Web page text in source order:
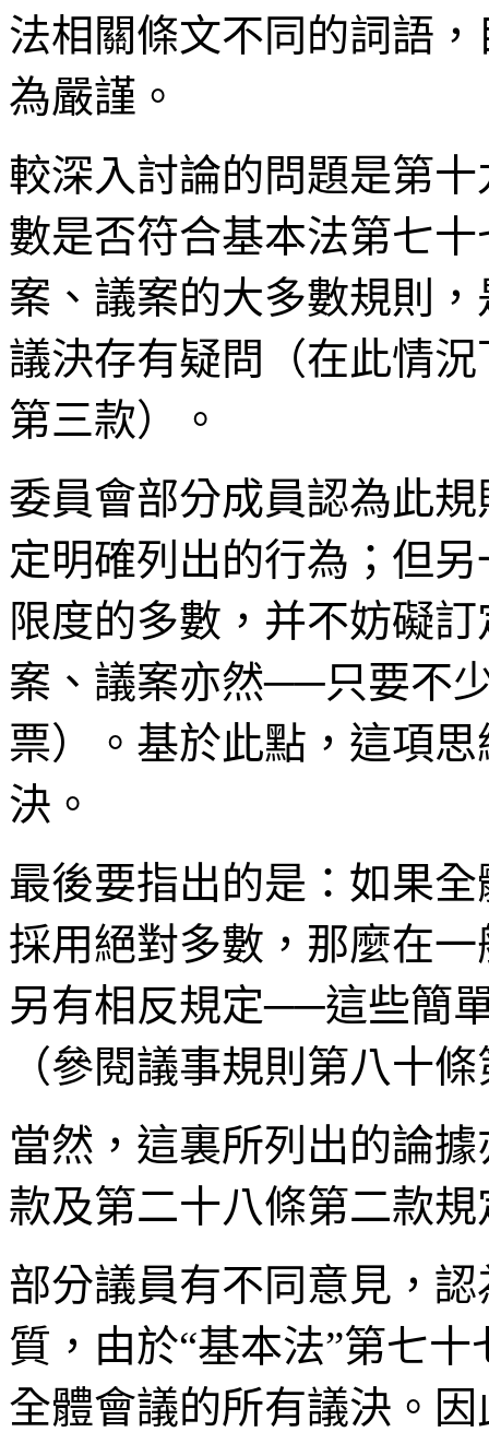
法相關條文不同的詞語
為嚴謹。
較深入討論的問題是第
數是否符合基本法第七
案、議案的大多數規則
議決存有疑問（在此情
第三款）。
委員會部分成員認為此
定明確列出的行為；但
限度的多數，并不妨礙
案、議案亦然──只要不
票）。基於此點，這項
決。
最後要指出的是：如果
採用絕對多數，那麼在
另有相反規定──這些簡
（參閱議事規則第八十
當然，這裏所列出的論
款及第二十八條第二款規
部分議員有不同意見，
質，由於“基本法”第七
全體會議的所有議決。